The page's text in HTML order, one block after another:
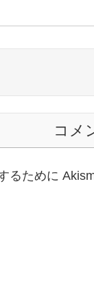
コメ
るために